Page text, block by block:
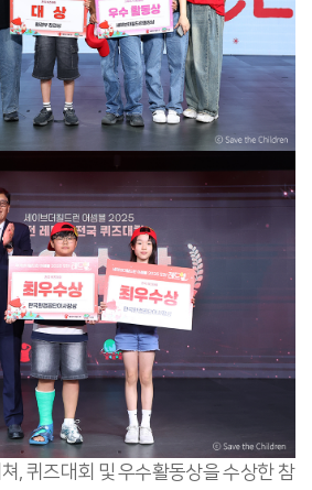
, 퀴즈대회 및 우수활동상을 수상한 참